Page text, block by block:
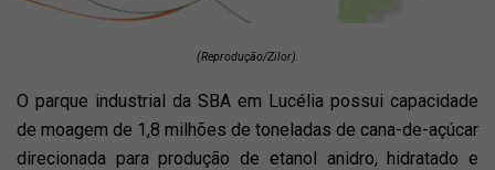
(Reprodução/Zilor).
O parque industrial da SBA em Lucélia possui capacidade
de moagem de 1,8 milhões de toneladas de cana-de-açúcar
direcionada para produção de etanol anidro, hidratado e